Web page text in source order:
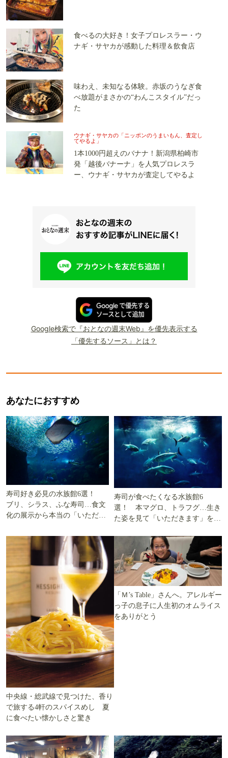
食べるの大好き！女子プロレスラー・ウ
ナギ・サヤカが感動した料理＆飲食店
味わえ、未知なる体験。赤坂のうなぎ食
べ放題がまさかの“わんこスタイル”だっ
た
ウナギ・サヤカの「ニッポンのうまいもん、査定し
てやるよ」
1本1000円超えのバナナ！新潟県柏崎市
発「越後バナーナ」を人気プロレスラ
ー、ウナギ・サヤカが査定してやるよ
Google検索で『おとなの週末Web』を優先表示する
「優先するソース」とは？
あなたにおすすめ
寿司好き必見の水族館6選！
ブリ、シラス、ふな寿司…食文
化の展示から本当の「いただき
寿司が食べたくなる水族館6
選！ 本マグロ、トラフグ…生き
た姿を見て「いただきます」を考
中央線・総武線で見つけた、香り
で旅する4軒のスパイスめし 夏
に食べたい懐かしさと驚き
「Ｍ’s Table」さんへ。アレルギー
っ子の息子に人生初のオムライス
をありがとう